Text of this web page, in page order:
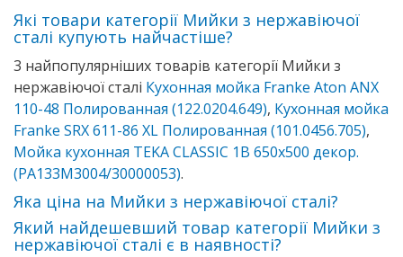
Які товари категорії Мийки з нержавіючої
сталі купують найчастіше?
3 найпопулярніших товарів категорії Мийки з
нержавіючої сталі Кухонная мойка Franke Aton ANX
110-48 Полированная (122.0204.649), Кухонная мойка
Franke SRX 611-86 XL Полированная (101.0456.705),
Мойка кухонная TEKA CLASSIC 1B 650х500 декор.
(PA133M3004/30000053).
Яка ціна на Мийки з нержавіючої сталі?
Який найдешевший товар категорії Мийки з
нержавіючої сталі є в наявності?